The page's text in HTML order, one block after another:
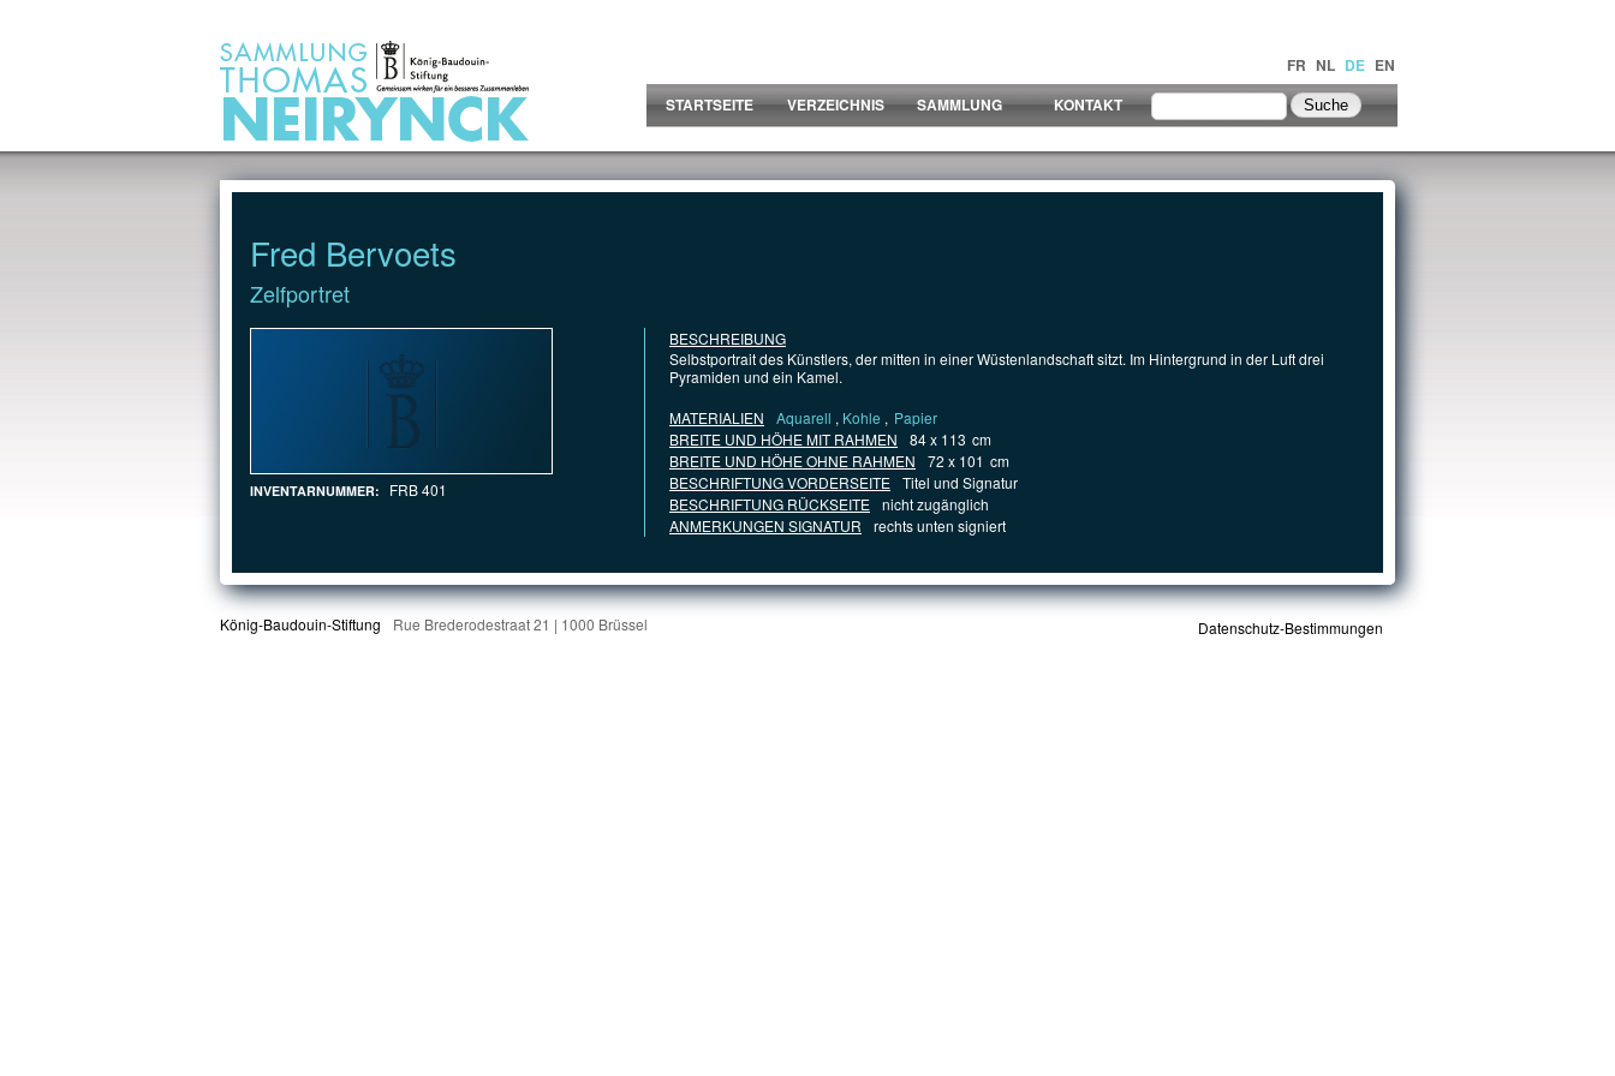
FR NL DE EN
STARTSEITE
VERZEICHNIS SAMMLUNG KONTAKT
Fred Bervoets
Zelfportret
INVENTARNUMMER: FRB 401
BESCHREIBUNG
Selbstportrait des Künstlers, der mitten in einer Wüstenlandschaft sitzt. Im Hintergrund in der Luft drei
Pyramiden und ein Kamel.
MATERIALIEN
Aquarell , Kohle , Papier
BREITE UND HÖHE MIT RAHMEN
84 x 113 cm
BREITE UND HÖHE OHNE RAHMEN
72 x 101 cm
BESCHRIFTUNG VORDERSEITE Titel und Signatur
BESCHRIFTUNG RÜCKSEITE nicht zugänglich
ANMERKUNGEN SIGNATUR
rechts unten signiert
König-Baudouin-Stiftung Rue Brederodestraat 21 | 1000 Brüssel Datenschutz-Bestimmungen